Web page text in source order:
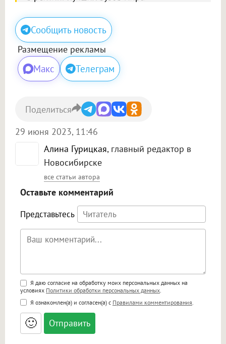
Сообщить новость
Размещение рекламы
Макс Телеграм
Алина Гурицкая, главный редактор в
Новосибирске
все статьи автора
29 июня 2023, 11:46
Поделиться
Оставьте комментарий
Представьтесь
Поддержка HTML
<b>, <strong>, <u>, <i>, <em>, <s>, <big>,
<small>, <sup>, <sub>, <pre>, <ul>, <ol>, <li>,
<blockquote>, <code> экранирует HTML,
адреса URL автоматически становятся
ссылками, и [img]адрес[/img] будет
Я даю согласие на обработку моих персональных данных на
условиях Политики обработки персональных данных
Я ознакомлен(а) и согласен(а) с Правилами комментирования
🙂